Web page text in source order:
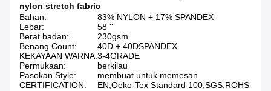
nylon stretch fabric
Bahan:
83% NYLON + 17% SPANDEX
Lebar:
58 ''
Berat badan:
230gsm
Benang Count:
40D + 40DSPANDEX
KEKAYAAN WARNA:3-4GRADE
Permukaan:
berkilau
Pasokan Style:
membuat untuk memesan
CERTIFICATION:
EN,Oeko-Tex Standard 100,SGS,ROHS